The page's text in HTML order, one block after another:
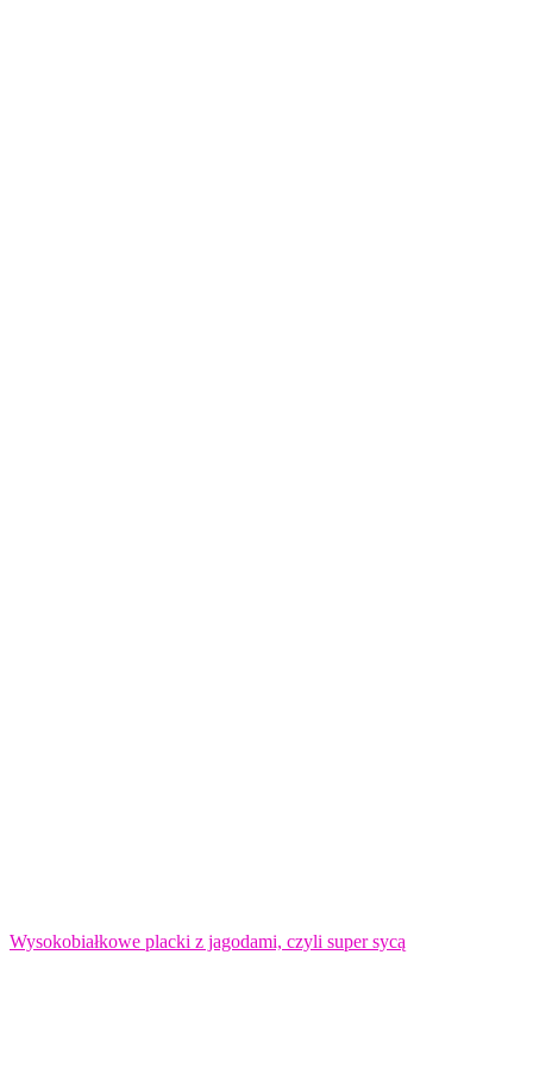
Wysokobiałkowe placki z jagodami, czyli super sycą